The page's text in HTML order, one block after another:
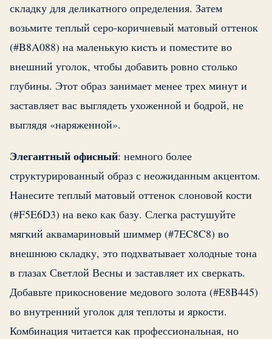
складку для деликатного определения. Затем
возьмите теплый серо-коричневый матовый оттенок
(#B8A088) на маленькую кисть и поместите во
внешний уголок, чтобы добавить ровно столько
глубины. Этот образ занимает менее трех минут и
заставляет вас выглядеть ухоженной и бодрой, не
выглядя «наряженной».
Элегантный офисный: немного более
структурированный образ с неожиданным акцентом.
Нанесите теплый матовый оттенок слоновой кости
(#F5E6D3) на веко как базу. Слегка растушуйте
мягкий аквамариновый шиммер (#7EC8C8) во
внешнюю складку, это подхватывает холодные тона
в глазах Светлой Весны и заставляет их сверкать.
Добавьте прикосновение медового золота (#E8B445)
во внутренний уголок для теплоты и яркости.
Комбинация читается как профессиональная, но